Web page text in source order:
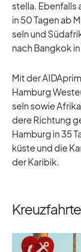
stella. Eben­falls
in 50 Ta­gen ab
seln und
nach Bang­kok
Mit der
Ham­burg
seln so­wie
dere Rich­tung
Ham­burg in 35
küste und die
der Ka­ri­bik.